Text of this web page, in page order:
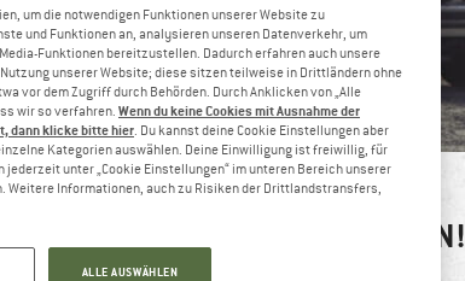
BEDARF: DAS WC IM VAN!
Camping & Reisen
um die notwendigen Funktionen unserer Website zu
und Funktionen an, analysieren unseren Datenverkehr, um
Funktionen bereitzustellen. Dadurch erfahren auch unsere
unserer Website; diese sitzen teilweise in Drittländern ohne
vor dem Zugriff durch Behörden. Durch Anklicken von „Alle
wir so verfahren. Wenn du keine Cookies mit Ausnahme der
dann klicke bitte hier. Du kannst deine Cookie Einstellungen aber
Kategorien auswählen. Deine Einwilligung ist freiwillig, für
unter „Cookie Einstellungen“ im unteren Bereich unserer
Weitere Informationen, auch zu Risiken der Drittlandstransfers,
ALLE AUSWÄHLEN